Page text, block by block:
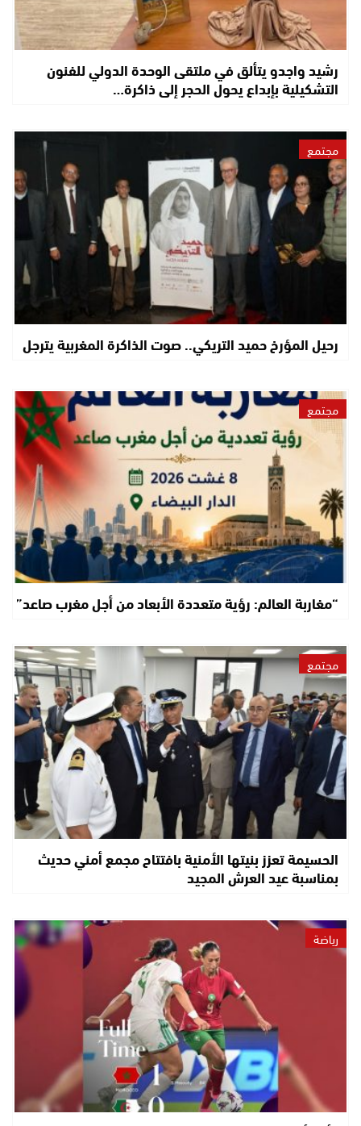
رشيد واجدو يتألق في ملتقى الوحدة الدولي للفنون
التشكيلية بإبداع يحول الحجر إلى ذاكرة…
مجتمع
رحيل المؤرخ حميد التريكي.. صوت الذاكرة المغربية يترجل
مجتمع
“مغاربة العالم: رؤية متعددة الأبعاد من أجل مغرب صاعد”
مجتمع
الحسيمة تعزز بنيتها الأمنية بافتتاح مجمع أمني حديث
بمناسبة عيد العرش المجيد
رياضة